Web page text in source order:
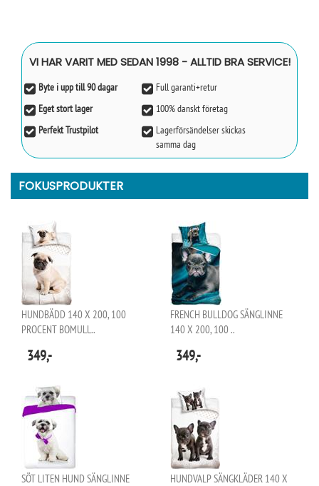
VI HAR VARIT MED SEDAN 1998 - ALLTID BRA SERVICE!
Byte i upp till 90 dagar
Full garanti+retur
Eget stort lager
100% danskt företag
Perfekt Trustpilot
Lagerförsändelser skickas
samma dag
FOKUSPRODUKTER
HUNDBÄDD 140 X 200, 100
PROCENT BOMULL..
349,-
FRENCH BULLDOG SÄNGLINNE
140 X 200, 100 ..
349,-
SÖT LITEN HUND SÄNGLINNE
HUNDVALP SÄNGKLÄDER 140 X